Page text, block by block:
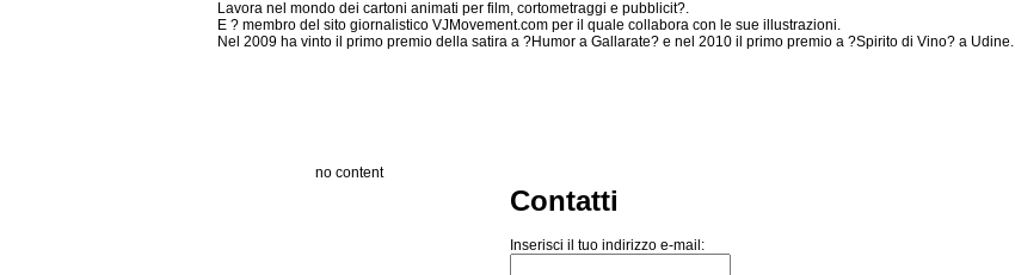
Lavora nel mondo dei cartoni animati per film, cortometraggi e pubblicit?.
E ? membro del sito giornalistico VJMovement.com per il quale collabora con le sue illustrazioni.
Nel 2009 ha vinto il primo premio della satira a ?Humor a Gallarate? e nel 2010 il primo premio a ?Spirito di Vino? a Udine.
no content
Contatti
Inserisci il tuo indirizzo e-mail: